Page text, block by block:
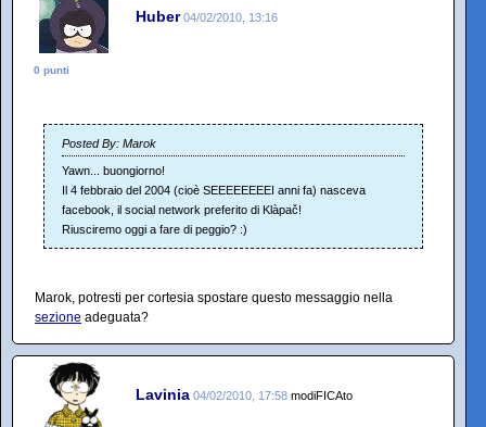
Huber 04/02/2010, 13:16
0 punti
Posted By: Marok
Yawn... buongiorno!
Il 4 febbraio del 2004 (cioè SEEEEEEEEI anni fa) nasceva
facebook, il social network preferito di Klàpač!
Riusciremo oggi a fare di peggio? :)
Marok, potresti per cortesia spostare questo messaggio nella
sezione adeguata?
Lavinia 04/02/2010, 17:58 modiFICAto